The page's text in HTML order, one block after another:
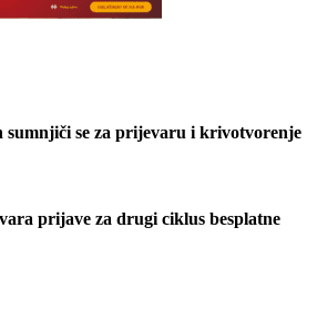
sumnjiči se za prijevaru i krivotvorenje
prijave za drugi ciklus besplatne